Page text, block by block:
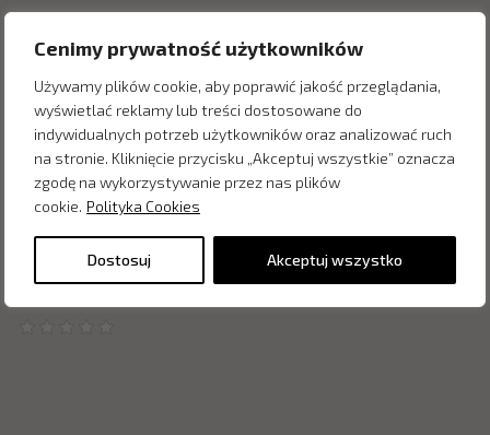
Cenimy prywatność użytkowników
Używamy plików cookie, aby poprawić jakość przeglądania,
wyświetlać reklamy lub treści dostosowane do
indywidualnych potrzeb użytkowników oraz analizować ruch
na stronie. Kliknięcie przycisku „Akceptuj wszystkie” oznacza
zgodę na wykorzystywanie przez nas plików
cookie. Polityka Cookies
Dostosuj Akceptuj wszystko